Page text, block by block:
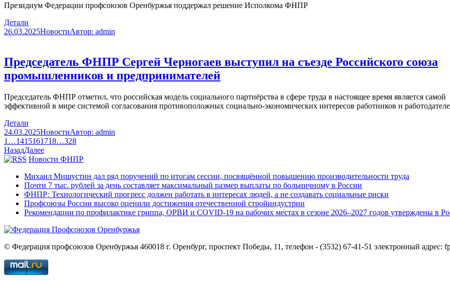
Президиум Федерации профсоюзов Оренбуржья поддержал решение Исполкома ФНПР
Детали
26.03.2025НовостиАвтор: admin
Председатель ФНПР Сергей Черногаев выступил на съезде Российского союза
промышленников и предпринимателей
Председатель ФНПР отметил, что российская модель социального партнёрства в сфере труда в настоящее время является самой
эффективной в мире системой согласования противоположных социально-экономических интересов работников и
Детали
24.03.2025НовостиАвтор: admin
1 …1415161718…328
НазадДалее
Новости ФНПР
Михаил Мишустин дал ряд поручений по итогам сессии, посвящённой повышению производительности труда
Почти 7 тыс. рублей за день составляет максимальный размер выплаты по больничному в России
ФНПР: Технологический прогресс должен работать в интересах людей, а не создавать социальные риски
Профсоюзы России высоко оценили достижения отечественной стройиндустрии
Рекомендации по профилактике гриппа, ОРВИ и COVID-19 на рабочих местах в сезоне 2026–2027 годов утверждены в
© Федерация профсоюзов Оренбуржья 460018 г. Оренбург, проспект Победы, 11, телефон - (3532) 67-41-51 электронный адрес: